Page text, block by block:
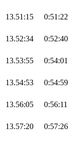
13.51:15 0:51:22
13.52:34 0:52:40
13.53:55 0:54:01
13.54:53 0:54:59
13.56:05 0:56:11
13.57:20 0:57:26